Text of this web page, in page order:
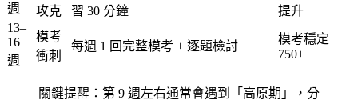
週
攻克
習 30 分鐘
提升
13–
16
週
模考
衝刺
每週 1 回完整模考 + 逐題檢討
模考穩定
750+
關鍵提醒：第 9 週左右通常會遇到「高原期」，分